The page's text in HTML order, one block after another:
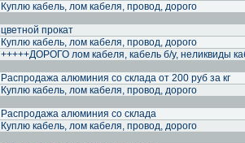
Куплю кабель, лом кабеля, провод, дoрого
цветной прокат
Куплю кабель, лом кабеля, провод, дoрого
+++++ДОРОГО лом кабеля, кабель б/у, неликвиды
Распродажа алюминия со склада от 200 руб за кг
Куплю кабель, лом кабеля, провод, дoрого
Распродажа алюминия со склада
Куплю кабель, лом кабеля, провод, дoрого